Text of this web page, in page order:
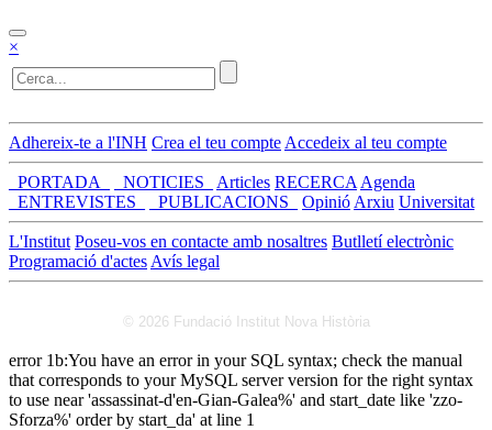
×
Adhereix-te a l'INH Crea el teu compte Accedeix al teu compte
_PORTADA_ _NOTICIES_ Articles RECERCA Agenda
_ENTREVISTES_
_PUBLICACIONS_ Opinió Arxiu Universitat
L'Institut Poseu-vos en contacte amb nosaltres Butlletí electrònic
Programació d'actes Avís legal
© 2026 Fundació Institut Nova Història
error 1b:You have an error in your SQL syntax; check the manual
that corresponds to your MySQL server version for the right syntax
to use near 'assassinat-d'en-Gian-Galea%' and start_date like 'zzo-
Sforza%' order by start_da' at line 1